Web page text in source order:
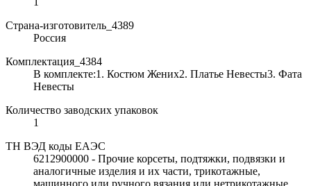
Страна-изготовитель_4389
Россия
Комплектация_4384
В комплекте:1. Костюм Жених2. Платье Невесты3. Фата
Невесты
Количество заводских упаковок
1
ТН ВЭД коды ЕАЭС
6212900000 - Прочие корсеты, подтяжки, подвязки и
аналогичные изделия и их части, трикотажные,